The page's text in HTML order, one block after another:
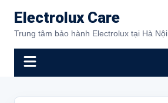
đến
phần
Electrolux Care
Trung tâm bảo hành Electrolux tại Hà Nội